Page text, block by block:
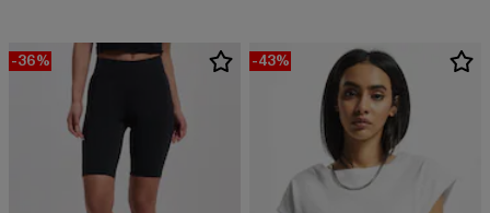
-36% -43%